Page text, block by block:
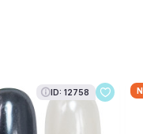
ID: 12758